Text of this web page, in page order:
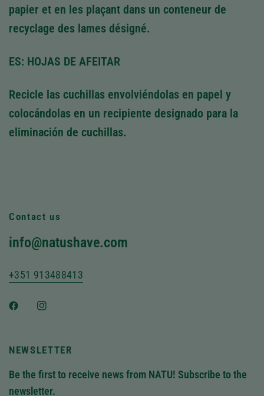
papier et en les plaçant dans un conteneur de
recyclage des lames désigné.
ES: HOJAS DE AFEITAR
Recicle las cuchillas envolviéndolas en papel y
colocándolas en un recipiente designado para la
eliminación de cuchillas.
Contact us
info@natushave.com
+351 913488413
NEWSLETTER
Be the first to receive news from NATU! Subscribe to the
newsletter.